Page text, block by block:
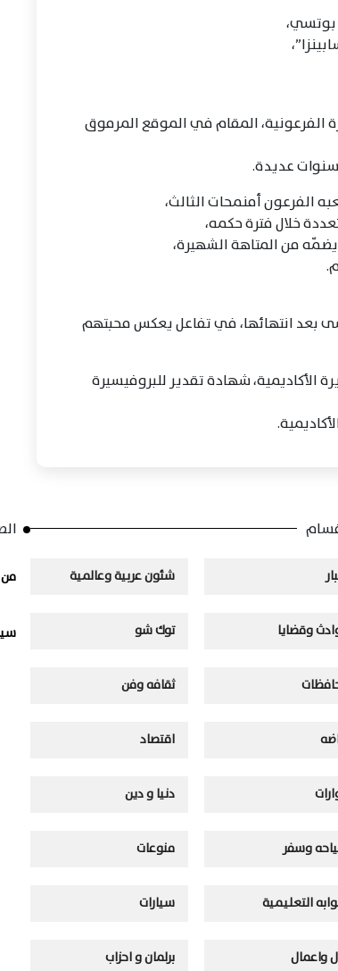
بوتسي،
الفرعونية، المقام في الموقع المرموق
عديدة.
الفرعون أمنمحات الثالث،
خلال فترة حكمه،
من المتاهة الشهيرة،
بعد انتهائها، في تفاعل يعكس محبتهم
الأكاديمية، شهادة تقدير للبروفيسيرة
شئون عربية وعالمية
وقضايا توك شو
ثقافه وفن
اقتصاد
دنيا و دين
وسفر منوعات
التعليمية سيارات
واعمال برلمان و احزاب